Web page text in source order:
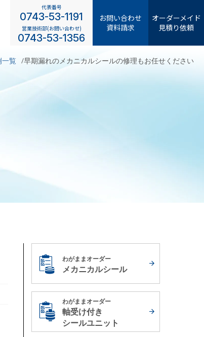
代表番号
0743-53-1191
営業技術部(お問い合わせ)
0743-53-1356
お問い合わせ
資料請求
オーダーメイド
見積り依頼
一覧 早期漏れのメカニカルシールの修理もお任せください
わがままオーダー
メカニカルシール
わがままオーダー
軸受け付き
シールユニット